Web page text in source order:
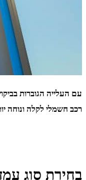
עם העלייה הגוברות
רכב חשמלי לקלה ונוחה
בחירת סוג